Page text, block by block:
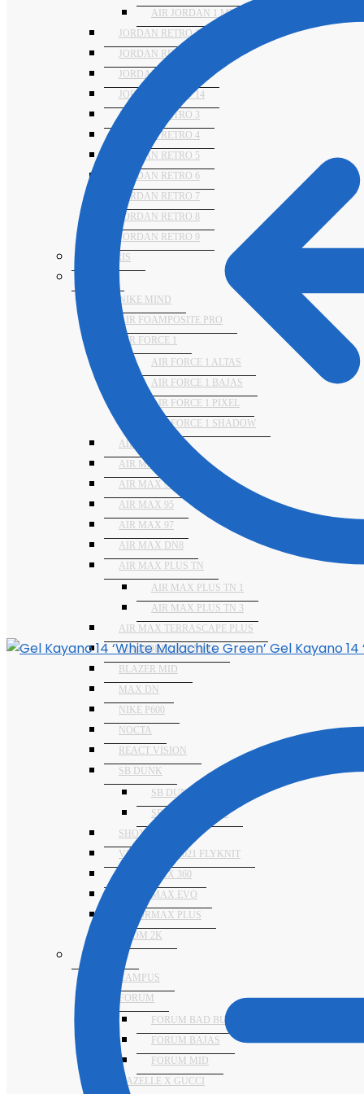
AIR JORDAN 1 MID
JORDAN RETRO 11
JORDAN RETRO 12
JORDAN RETRO 13
JORDAN RETRO 14
JORDAN RETRO 3
JORDAN RETRO 4
JORDAN RETRO 5
JORDAN RETRO 6
JORDAN RETRO 7
JORDAN RETRO 8
JORDAN RETRO 9
NUMERIS
NIKE MIND
AIR FOAMPOSITE PRO
AIR FORCE 1
AIR FORCE 1 ALTAS
AIR FORCE 1 BAJAS
AIR FORCE 1 PIXEL
AIR FORCE 1 SHADOW
AIR MAX 2090
AIR MAX 270
AIR MAX 90
AIR MAX 95
AIR MAX 97
AIR MAX DN8
AIR MAX PLUS TN
AIR MAX PLUS TN 1
AIR MAX PLUS TN 3
AIR MAX TERRASCAPE PLUS
AIR MORE UPTEMPO
BLAZER MID
MAX DN
NIKE P600
NOCTA
REACT VISION
SB DUNK
SB DUNK ALTAS
SB DUNK BAJAS
SHOX TL
VAPORMAX 2021 FLYKNIT
VAPORMAX 360
VAPORMAX EVO
VAPORMAX PLUS
ZOOM 2K
CAMPUS
FORUM
FORUM BAD BUNNY
FORUM BAJAS
FORUM MID
GAZELLE X GUCCI
Gel Kayano